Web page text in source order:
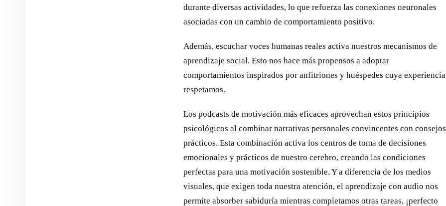
durante diversas actividades, lo que refuerza las conexiones neuronales
asociadas con un cambio de comportamiento positivo.
Además, escuchar voces humanas reales activa nuestros mecanismos de
aprendizaje social. Esto nos hace más propensos a adoptar
comportamientos inspirados por anfitriones y huéspedes cuya experiencia
respetamos.
Los podcasts de motivación más eficaces aprovechan estos principios
psicológicos al combinar narrativas personales convincentes con consejos
prácticos. Esta combinación activa los centros de toma de decisiones
emocionales y prácticos de nuestro cerebro, creando las condiciones
perfectas para una motivación sostenible. Y a diferencia de los medios
visuales, que exigen toda nuestra atención, el aprendizaje con audio nos
permite absorber sabiduría mientras completamos otras tareas, ¡perfecto